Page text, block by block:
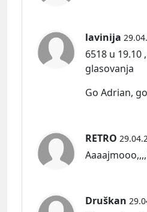
lavinija
6518 u 19.10
glasovanja
Go Adrian,
RETRO
Druškan